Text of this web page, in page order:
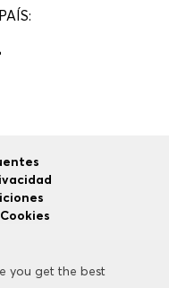
you get the best
you get the best